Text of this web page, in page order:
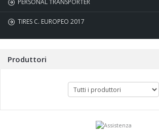
PERSONAL TRANSPORTER
TIRES C. EUROPEO 2017
Produttori